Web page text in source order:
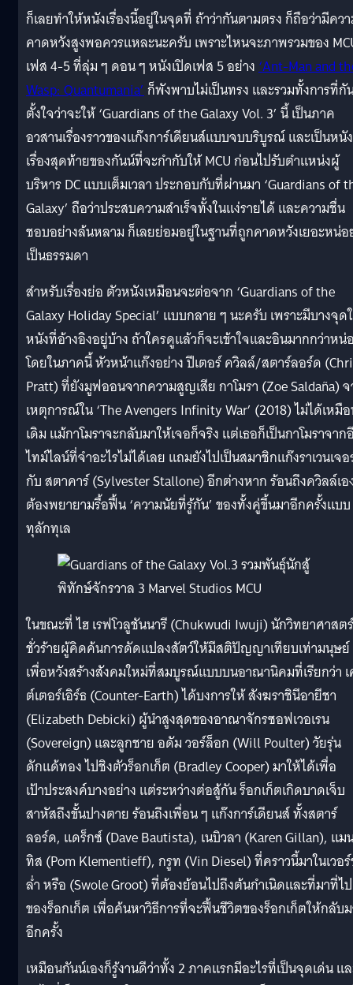
ก็เลยทำให้หนังเรื่องนี้อยู่ในจุดที่ ถ้าว่ากันตามตรง ก็ถือว่ามีคว
คาดหวังสูงพอควรแหละนะครับ เพราะไหนจะภาพรวมของ
เฟส 4-5 ที่ลุ่ม ๆ ดอน ๆ หนังเปิดเฟส 5 อย่าง‘Ant-Man and
Wasp: Quantumania’ก็พังพาบไม่เป็นทรง และรวมทั้งการที่กั
ตั้งใจว่าจะให้ ‘Guardians of the Galaxy Vol. 3’ นี้ เป็นภาค
อวสานเรื่องราวของแก๊งการ์เดียนส์แบบจบบริบูรณ์ และเป็นหนัง
เรื่องสุดท้ายของกันน์ที่จะกำกับให้ MCU ก่อนไปรับตำแหน่งผู้
บริหาร DC แบบเต็มเวลา ประกอบกับที่ผ่านมา ‘Guardians of
Galaxy’ ถือว่าประสบความสำเร็จทั้งในแง่รายได้ และความชื่น
ชอบอย่างล้นหลาม ก็เลยย่อมอยู่ในฐานที่ถูกคาดหวังเยอะหน่
เป็นธรรมดา
สำหรับเรื่องย่อ ตัวหนังเหมือนจะต่อจาก ‘Guardians of the
Galaxy Holiday Special’ แบบกลาย ๆ นะครับ เพราะมีบางจุด
หนังที่อ้างอิงอยู่บ้าง ถ้าใครดูแล้วก็จะเข้าใจและอินมากกว่าหน่
โดยในภาคนี้ หัวหน้าแก๊งอย่าง ปีเตอร์ ควิลล์/สตาร์ลอร์ด
Pratt) ที่ยังมูฟออนจากความสูญเสีย กาโมรา (Zoe Saldaña)
เหตุการณ์ใน ‘The Avengers Infinity War’ (2018) ไม่ได้เหมื
เดิม แม้กาโมราจะกลับมาให้เจอก็จริง แต่เธอก็เป็นกาโมราจาก
ไทม์ไลน์ที่จำอะไรไม่ได้เลย แถมยังไปเป็นสมาชิกแก๊งราเวนเจ
กับ สตาคาร์ (Sylvester Stallone) อีกต่างหาก ร้อนถึงควิลล์เอ
ต้องพยายามรื้อฟื้น ‘ความนัยที่รู้กัน’ ของทั้งคู่ขึ้นมาอีกครั้งแบบ
ทุลักทุเล
ในขณะที่ ไฮ เรฟโวลูชันนารี (Chukwudi Iwuji) นักวิทยาศาสตร์
ชั่วร้ายผู้คิดค้นการดัดแปลงสัตว์ให้มีสติปัญญาเทียบเท่ามนุษย์
เพื่อหวังสร้างสังคมใหม่ที่สมบูรณ์แบบบนอาณานิคมที่เรียกว่า
ต์เตอร์เอิร์ธ (Counter-Earth) ได้บงการให้ สังฆราชินีอายีชา
(Elizabeth Debicki) ผู้นำสูงสุดของอาณาจักรซอฟเวอเรน
(Sovereign) และลูกชาย อดัม วอร์ล็อก (Will Poulter) วัยรุ่น
ดักแด้ทอง ไปชิงตัวร็อกเก็ต (Bradley Cooper) มาให้ได้เพื่อ
เป้าประสงค์บางอย่าง แต่ระหว่างต่อสู้กัน ร็อกเก็ตเกิดบาดเจ็บ
สาหัสถึงขั้นปางตาย ร้อนถึงเพื่อน ๆ แก๊งการ์เดียนส์ ทั้งสตาร์
ลอร์ด, แดร็กซ์ (Dave Bautista), เนบิวลา (Karen Gillan), แม
ทิส (Pom Klementieff), กรูท (Vin Diesel) ที่คราวนี้มาในเวอ
ล่ำ หรือ (Swole Groot) ที่ต้องย้อนไปถึงต้นกำเนิดและที่มาที่ไป
ของร็อกเก็ต เพื่อค้นหาวิธีการที่จะฟื้นชีวิตของร็อกเก็ตให้กลับ
อีกครั้ง
เหมือนกันน์เองก็รู้งานดีว่าทั้ง 2 ภาคแรกมีอะไรที่เป็นจุดเด่น แ